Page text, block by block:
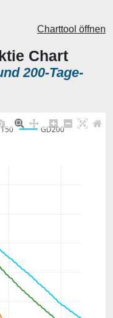
Chart
200-Tage-
Charttool öffnen
GD200